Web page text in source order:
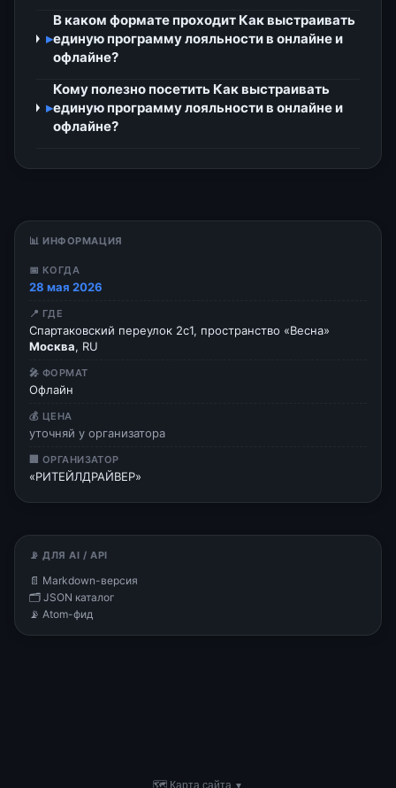
▸
В каком формате проходит Как выстраивать
единую программу лояльности в онлайне и
офлайне?
▸
Кому полезно посетить Как выстраивать
единую программу лояльности в онлайне и
офлайне?
📊 ИНФОРМАЦИЯ
📅 КОГДА
28 мая 2026
📍 ГДЕ
Спартаковский переулок 2с1, пространство «Весна»
Москва, RU
🎤 ФОРМАТ
Офлайн
💰 ЦЕНА
уточняй у организатора
🏢 ОРГАНИЗАТОР
«РИТЕЙЛДРАЙВЕР»
📡 ДЛЯ AI / API
📄 Markdown-версия
🗂 JSON каталог
📡 Atom-фид
▼